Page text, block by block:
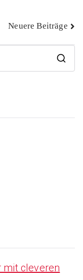
Neuere Beiträge
r
mit cleveren